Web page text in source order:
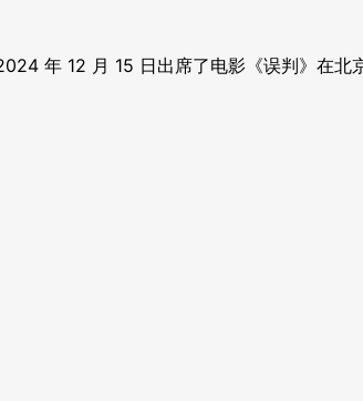
年 12 月 15 日出席了电影《误判》在北